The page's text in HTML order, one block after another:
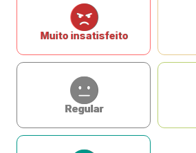
Muito insatisfeito
Regular